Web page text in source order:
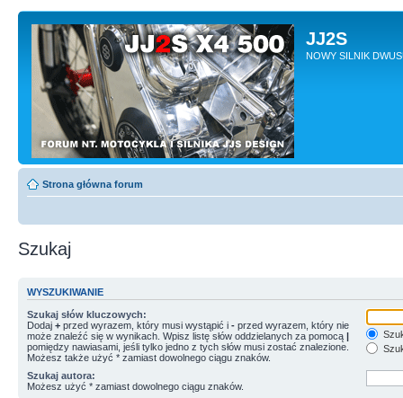
JJ2S
NOWY SILNIK
Strona główna forum
Szukaj
WYSZUKIWANIE
Szukaj słów kluczowych:
Dodaj + przed wyrazem, który musi wystąpić i - przed wyrazem, który nie
może znaleźć się w wynikach. Wpisz listę słów oddzielanych za pomocą |
pomiędzy nawiasami, jeśli tylko jedno z tych słów musi zostać znalezione.
Możesz także użyć * zamiast dowolnego ciągu znaków.
Szukaj autora:
Możesz użyć * zamiast dowolnego ciągu znaków.